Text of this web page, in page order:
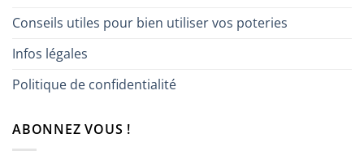
Conseils utiles pour bien utiliser vos poteries
Infos légales
Politique de confidentialité
ABONNEZ VOUS !